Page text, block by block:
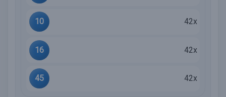
10 42x
16 42x
45 42x